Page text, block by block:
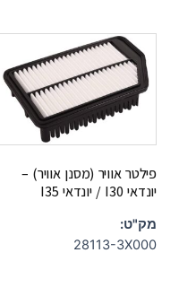
פילטר אוויר (מסנן אוויר) –
יונדאי I30 / יונדאי I35
מק"ט:
28113-3X000